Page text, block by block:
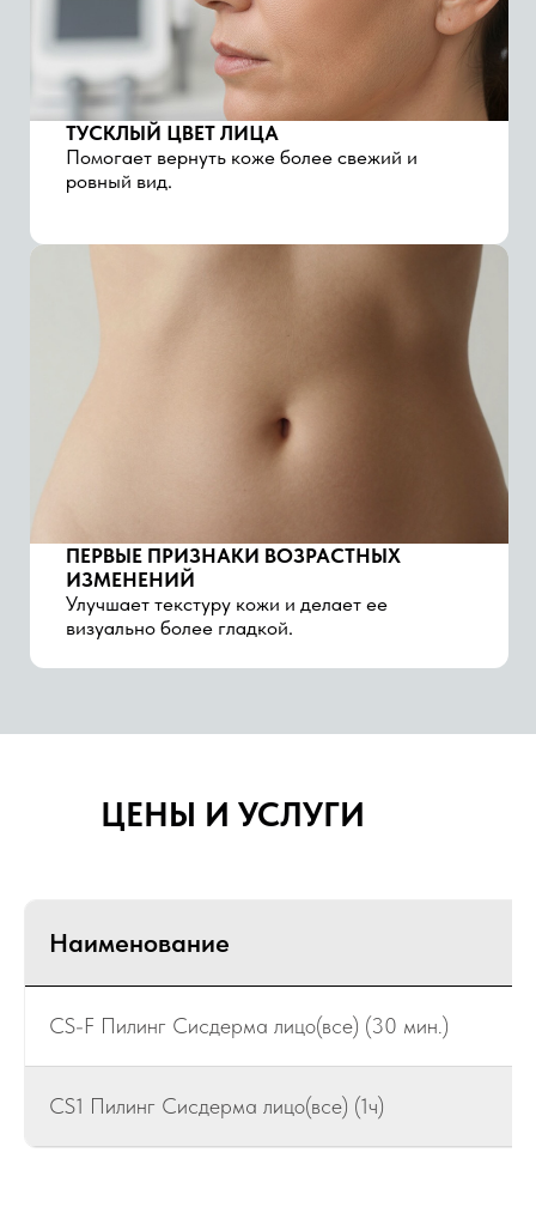
ЦЕНЫ И УСЛУГИ
Наименование
CS-F Пилинг Сисдерма лицо(все) (30 мин.)
CS1 Пилинг Сисдерма лицо(все) (1ч)
ОТЗЫВЫ
НАШИХ КЛИЕНТОВ
Хочу так же!